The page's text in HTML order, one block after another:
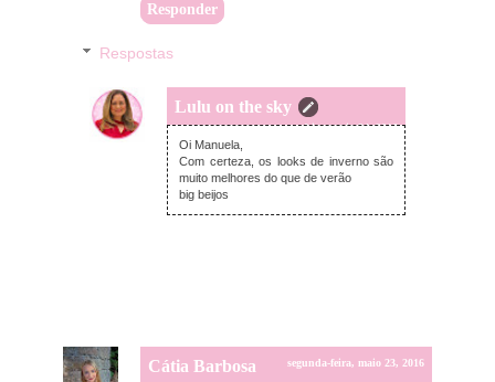
Responder
Respostas
Lulu on the sky
terça-feira, maio 24, 2016
Oi Manuela,
Com certeza, os looks de inverno são
muito melhores do que de verão
big beijos
Cátia Barbosa segunda-feira, maio 23, 2016